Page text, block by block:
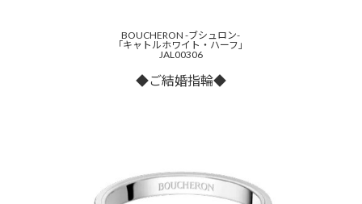
BOUCHERON -ブシュロン-
「キャトルホワイト・ハーフ」
JAL00306
◆ご結婚指輪◆